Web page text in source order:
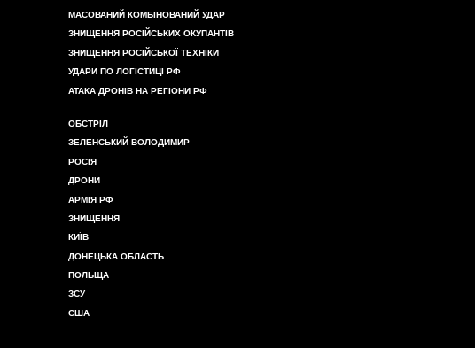
МАСОВАНИЙ КОМБІНОВАНИЙ УДАР
ЗНИЩЕННЯ РОСІЙСЬКИХ ОКУПАНТІВ
ЗНИЩЕННЯ РОСІЙСЬКОЇ ТЕХНІКИ
УДАРИ ПО ЛОГІСТИЦІ РФ
АТАКА ДРОНІВ НА РЕГІОНИ РФ
ОБСТРІЛ
ЗЕЛЕНСЬКИЙ ВОЛОДИМИР
РОСІЯ
ДРОНИ
АРМІЯ РФ
ЗНИЩЕННЯ
КИЇВ
ДОНЕЦЬКА ОБЛАСТЬ
ПОЛЬЩА
ЗСУ
США